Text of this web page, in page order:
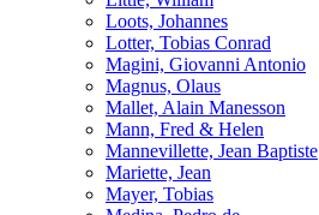
Loots, Johannes
Lotter, Tobias Conrad
Magini, Giovanni Antonio
Magnus, Olaus
Mallet, Alain Manesson
Mann, Fred & Helen
Mannevillette, Jean Baptiste
Mariette, Jean
Mayer, Tobias